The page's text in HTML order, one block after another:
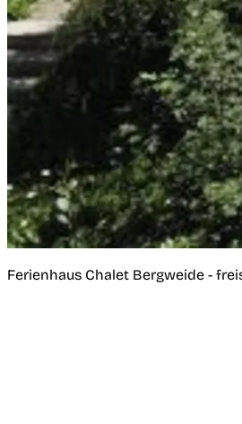
Ferienhaus Chalet Bergweide -